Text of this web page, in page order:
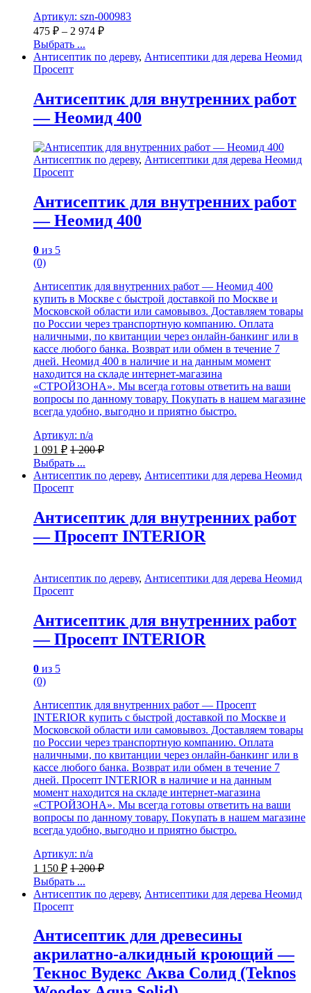
Артикул: szn-000983
475 ₽ – 2 974 ₽
Выбрать ...
Антисептик по дереву, Антисептики для дерева Неомид
Просепт
Антисептик для внутренних работ
— Неомид 400
Антисептик по дереву, Антисептики для дерева Неомид
Просепт
Антисептик для внутренних работ
— Неомид 400
0 из 5
(0)
Антисептик для внутренних работ — Неомид 400
купить в Москве с быстрой доставкой по Москве и
Московской области или самовывоз. Доставляем товары
по России через транспортную компанию. Оплата
наличными, по квитанции через онлайн-банкинг или в
кассе любого банка. Возврат или обмен в течение 7
дней. Неомид 400 в наличие и на данным момент
находится на складе интернет-магазина
«СТРОЙЗОНА». Мы всегда готовы ответить на ваши
вопросы по данному товару. Покупать в нашем магазине
всегда удобно, выгодно и приятно быстро.
Артикул: n/a
1 091 ₽ 1 200₽
Выбрать ...
Антисептик по дереву, Антисептики для дерева Неомид
Просепт
Антисептик для внутренних работ
— Просепт INTERIOR
Антисептик по дереву, Антисептики для дерева Неомид
Просепт
Антисептик для внутренних работ
— Просепт INTERIOR
0 из 5
(0)
Антисептик для внутренних работ — Просепт
INTERIOR купить с быстрой доставкой по Москве и
Московской области или самовывоз. Доставляем товары
по России через транспортную компанию. Оплата
наличными, по квитанции через онлайн-банкинг или в
кассе любого банка. Возврат или обмен в течение 7
дней. Просепт INTERIOR в наличие и на данным
момент находится на складе интернет-магазина
«СТРОЙЗОНА». Мы всегда готовы ответить на ваши
вопросы по данному товару. Покупать в нашем магазине
всегда удобно, выгодно и приятно быстро.
Артикул: n/a
1 150 ₽ 1 200₽
Выбрать ...
Антисептик по дереву, Антисептики для дерева Неомид
Просепт
Антисептик для древесины
акрилатно-алкидный кроющий —
Текнос Вудекс Аква Солид (Teknos